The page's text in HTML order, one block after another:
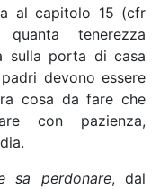
al capitolo 15 (cfr
tenerezza
sulla porta di casa
devono essere
cosa da fare che
con pazienza,
sa perdonare, dal